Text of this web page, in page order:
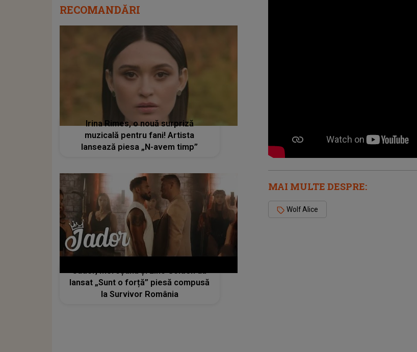
MAI MULTE DESPRE:
Wolf Alice
RECOMANDĂRI
Irina Rimes, o nouă surpriză
muzicală pentru fani! Artista
lansează piesa „N-avem timp”
Jador, Moroșanu și Lino Golden au
lansat „Sunt o forță” piesă compusă
la Survivor România